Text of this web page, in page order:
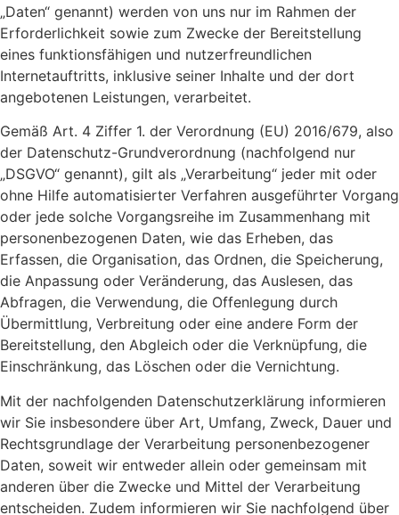
„Daten“ genannt) werden von uns nur im Rahmen der
Erforderlichkeit sowie zum Zwecke der Bereitstellung
eines funktionsfähigen und nutzerfreundlichen
Internetauftritts, inklusive seiner Inhalte und der dort
angebotenen Leistungen, verarbeitet.
Gemäß Art. 4 Ziffer 1. der Verordnung (EU) 2016/679, also
der Datenschutz-Grundverordnung (nachfolgend nur
„DSGVO“ genannt), gilt als „Verarbeitung“ jeder mit oder
ohne Hilfe automatisierter Verfahren ausgeführter Vorgang
oder jede solche Vorgangsreihe im Zusammenhang mit
personenbezogenen Daten, wie das Erheben, das
Erfassen, die Organisation, das Ordnen, die Speicherung,
die Anpassung oder Veränderung, das Auslesen, das
Abfragen, die Verwendung, die Offenlegung durch
Übermittlung, Verbreitung oder eine andere Form der
Bereitstellung, den Abgleich oder die Verknüpfung, die
Einschränkung, das Löschen oder die Vernichtung.
Mit der nachfolgenden Datenschutzerklärung informieren
wir Sie insbesondere über Art, Umfang, Zweck, Dauer und
Rechtsgrundlage der Verarbeitung personenbezogener
Daten, soweit wir entweder allein oder gemeinsam mit
anderen über die Zwecke und Mittel der Verarbeitung
entscheiden. Zudem informieren wir Sie nachfolgend über